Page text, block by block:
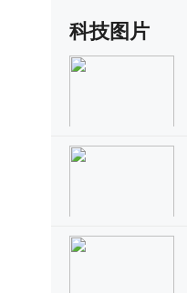
科技图片